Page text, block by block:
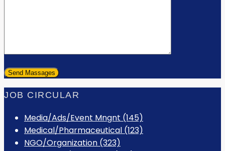
JOB CIRCULAR
Media/Ads/Event Mngnt (145)
Medical/Pharmaceutical (123)
NGO/Organization (323)